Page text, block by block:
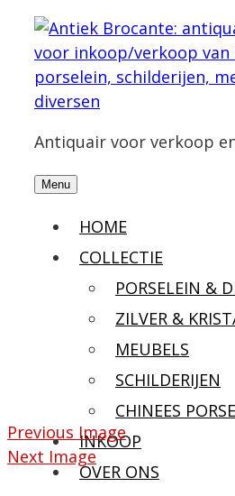
Antiquair voor verkoop
Menu
HOME
COLLECTIE
PORSELEIN &
ZILVER &
MEUBELS
SCHILDERIJEN
CHINEES
INKOOP
OVER ONS
Previous Image
Next Image